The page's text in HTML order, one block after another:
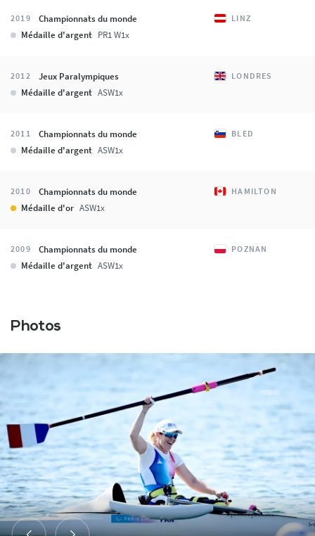
2019 Championnats du monde LINZ
Médaille d'argent PR1 W1x
2012 Jeux Paralympiques LONDRES
Médaille d'argent ASW1x
2011 Championnats du monde BLED
Médaille d'argent ASW1x
2010 Championnats du monde HAMILTON
Médaille d'or ASW1x
2009 Championnats du monde POZNAN
Médaille d'argent ASW1x
Photos